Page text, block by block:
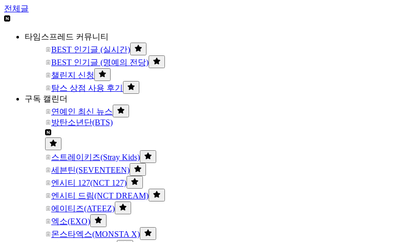
전체글
타임스프레드 커뮤니티
BEST 인기글 (실시간)
BEST 인기글 (명예의 전당)
챌린지 신청
탐스 상점 사용 후기
구독 캘린더
연예인 최신 뉴스
방탄소년단(BTS)
스트레이키즈(Stray Kids)
세븐틴(SEVENTEEN)
엔시티 127(NCT 127)
엔시티 드림(NCT DREAM)
에이티즈(ATEEZ)
엑소(EXO)
몬스타엑스(MONSTA X)